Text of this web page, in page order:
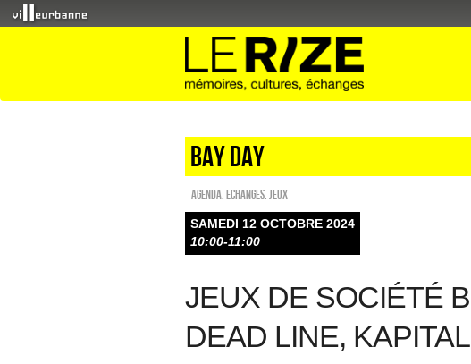
BAY DAY
_Agenda ECHANGES Jeux
SAMEDI 12 OCTOBRE 2024
10:00-11:00
JEUX DE SOCIÉTÉ
DEAD LINE,